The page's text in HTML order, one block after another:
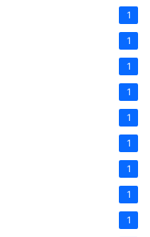
1
1
1
1
1
1
1
1
1